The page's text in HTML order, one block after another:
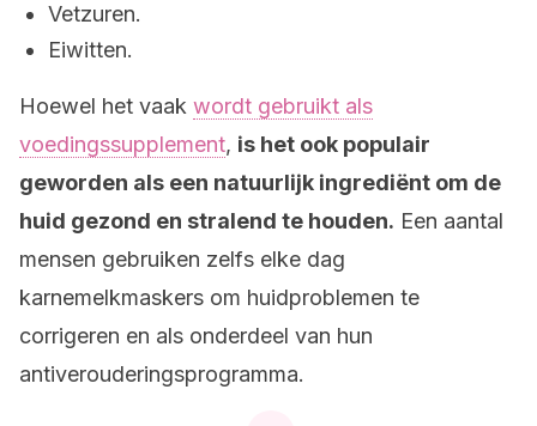
Vetzuren.
Eiwitten.
Hoewel het vaak wordt gebruikt als
voedingssupplement, is het ook populair
geworden als een natuurlijk ingrediënt om de
huid gezond en stralend te houden. Een aantal
mensen gebruiken zelfs elke dag
karnemelkmaskers om huidproblemen te
corrigeren en als onderdeel van hun
antiverouderingsprogramma.